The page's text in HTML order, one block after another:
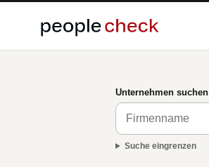
Unternehmen suchen
Suche eingrenzen